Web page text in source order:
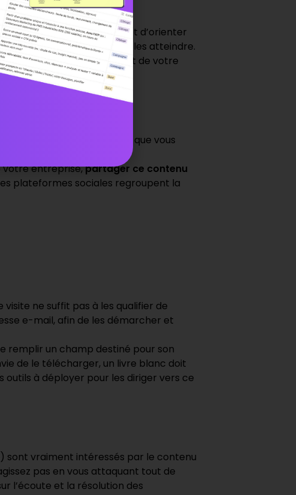
public cible vous permet d’orienter
il sera plus facile de les atteindre.
ainsi qu’au comportement de votre
leurs besoins.
repose dans le contenu que vous
votre entreprise,partager ce contenu
plateformes sociales regroupent la
ne suffit pas à les qualifier de
e-mail, afin de les démarcher et
remplir un champ destiné pour son
de le télécharger, un livre blanc doit
outils à déployer pour les diriger vers ce
sont vraiment intéressés par le contenu
pas en vous attaquant tout de
l’écoute et la résolution des